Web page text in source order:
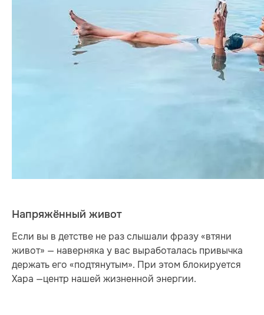
Напряжённый живот
Если вы в детстве не раз слышали фразу «втяни
живот» — наверняка у вас выработалась привычка
держать его «подтянутым». При этом блокируется
Хара —центр нашей жизненной энергии.